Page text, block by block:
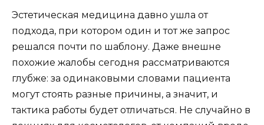
Эстетическая медицина давно ушла от
подхода, при котором один и тот же запрос
решался почти по шаблону. Даже внешне
похожие жалобы сегодня рассматриваются
глубже: за одинаковыми словами пациента
могут стоять разные причины, а значит, и
тактика работы будет отличаться. Не случайно в